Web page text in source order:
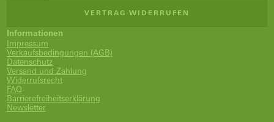
VERTRAG WIDERRUFEN
Informationen
Impressum
Verkaufsbedingungen (AGB)
Datenschutz
Versand und Zahlung
Widerrufsrecht
FAQ
Barrierefreiheitserklärung
Newsletter